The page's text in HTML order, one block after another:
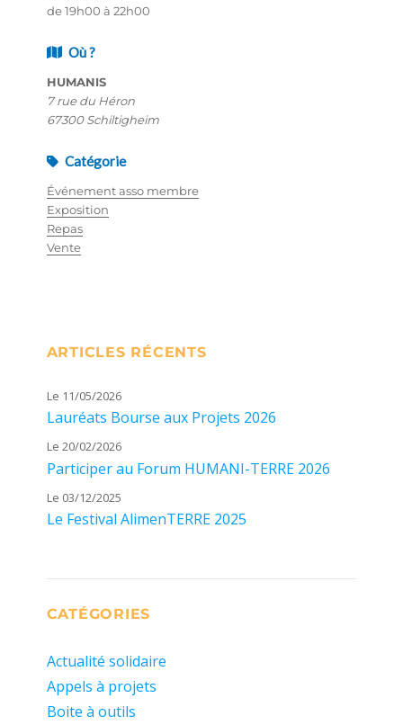
de 19h00 à 22h00
Où ?
HUMANIS
7 rue du Héron
67300 Schiltigheim
Catégorie
Événement asso membre
Exposition
Repas
Vente
ARTICLES RÉCENTS
Le 11/05/2026
Lauréats Bourse aux Projets 2026
Le 20/02/2026
Participer au Forum HUMANI-TERRE 2026
Le 03/12/2025
Le Festival AlimenTERRE 2025
CATÉGORIES
Actualité solidaire
Appels à projets
Boite à outils